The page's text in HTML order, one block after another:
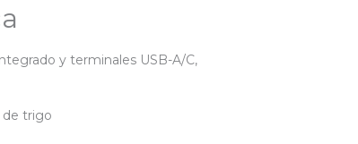
y terminales USB-A/C,
de trigo